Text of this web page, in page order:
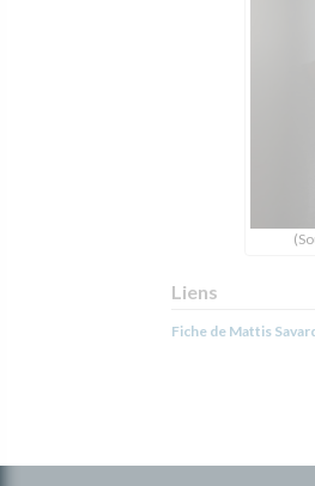
Liens
Fiche de Mattis